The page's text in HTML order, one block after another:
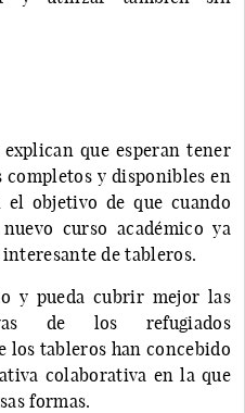
que esperan tener
y disponibles en
objetivo de que cuando
curso académico ya
de tableros.
y pueda cubrir mejor las
de los refugiados
los tableros han concebido
colaborativa en la que
formas.